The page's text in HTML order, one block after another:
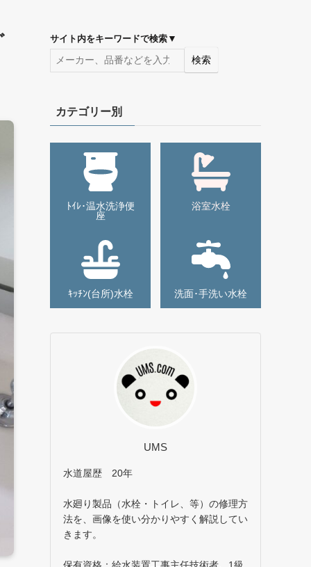
サイト内をキーワードで検索 ▼
検索
カテゴリー別
ﾄｲﾚ･温水洗浄便
座
浴室水栓
ｷｯﾁﾝ(台所)水栓 洗面･手洗い水栓
UMS
水道屋歴 20年
水廻り製品（水栓・トイレ、等）の修理方
法を、画像を使い分かりやすく解説してい
きます。
保有資格：給水装置工事主任技術者、1級